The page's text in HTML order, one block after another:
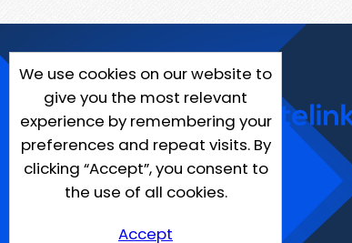
We use cookies on our website to
give you the most relevant
experience by remembering your
preferences and repeat visits. By
clicking “Accept”, you consent to
the use of all cookies.
Accept